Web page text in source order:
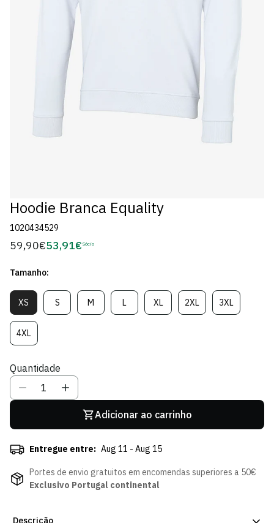
Hoodie Branca Equality
1020434529
Preço
59,90€Preço
Sócio
53,91€ Sócio
Tamanho:
XSVariante
Esgotada
Ou
Indisponível
SVariante
Esgotada
MVariante
Esgotada
LVariante
Esgotada
XLVariante
Esgotada
2XLVariante
Esgotada
3XLVariante
Esgotada
4XLVariante
Esgotada
Indisponível
Quantidade
Adicionar ao carrinho
Entregue entre: Aug 11 - Aug 15
Portes de envio gratuitos em encomendas superiores a 50€
Exclusivo Portugal continental
Descrição